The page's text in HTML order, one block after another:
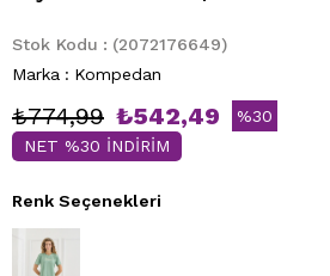
Stok Kodu
(2072176649)
Marka : Kompedan
₺774,99 ₺542,49 %30
NET %30 İNDİRİM
Renk Seçenekleri